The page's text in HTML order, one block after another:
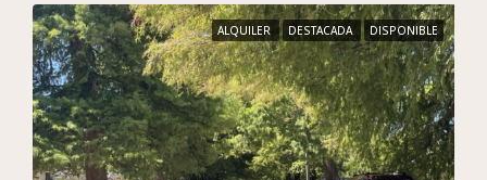
ALQUILER DESTACADA DISPONIBLE